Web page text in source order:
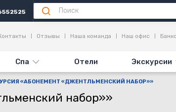
Спа Отели Экскурсии
Отзывы Наша команда Наш офис
«АБОНЕМЕНТ «ДЖЕНТЛЬМЕНСКИЙ НАБОР»»
набор»»
Дни выезда Информация